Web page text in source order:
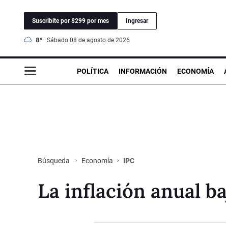
Suscribite por $299 por mes Ingresar
8° sábado 08 de agosto de 2026
POLÍTICA INFORMACIÓN ECONOMÍA
Búsqueda Economía IPC
La inflación anual